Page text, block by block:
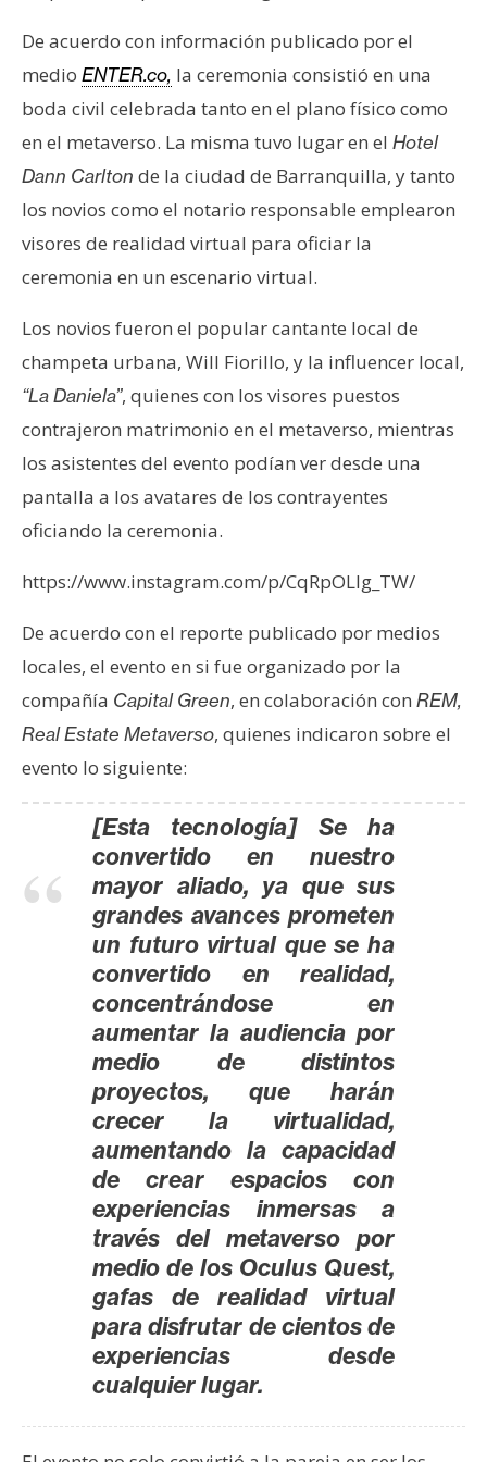
m
a
s
R
e
c
u
s
s
C
o
n
t
c
o
y
P
u
i
De acuerdo con información publicado por el
medio ENTER.co, la ceremonia consistió en una
boda civil celebrada tanto en el plano físico como
en el metaverso. La misma tuvo lugar en el Hotel
Dann Carlton de la ciudad de Barranquilla, y tanto
los novios como el notario responsable emplearon
visores de realidad virtual para oficiar la
ceremonia en un escenario virtual.
Los novios fueron el popular cantante local de
champeta urbana, Will Fiorillo, y la influencer local,
“La Daniela”, quienes con los visores puestos
contrajeron matrimonio en el metaverso, mientras
los asistentes del evento podían ver desde una
pantalla a los avatares de los contrayentes
oficiando la ceremonia.
https://www.instagram.com/p/CqRpOLlg_TW/
De acuerdo con el reporte publicado por medios
locales, el evento en si fue organizado por la
compañía Capital Green, en colaboración con REM,
Real Estate Metaverso, quienes indicaron sobre el
evento lo siguiente:
[Esta tecnología] Se ha
convertido en nuestro
mayor aliado, ya que sus
grandes avances prometen
un futuro virtual que se ha
convertido en realidad,
concentrándose en
aumentar la audiencia por
medio de distintos
proyectos, que harán
crecer la virtualidad,
aumentando la capacidad
de crear espacios con
experiencias inmersas a
través del metaverso por
medio de los Oculus Quest,
gafas de realidad virtual
para disfrutar de cientos de
experiencias desde
cualquier lugar.